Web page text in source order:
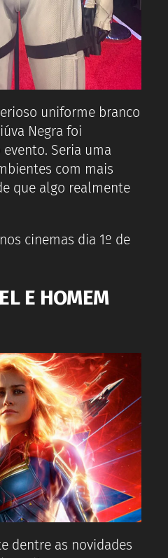
uniforme branco
Negra foi
Seria uma
com mais
que algo realmente
cinemas dia 1º de
E HOMEM
dentre as novidades